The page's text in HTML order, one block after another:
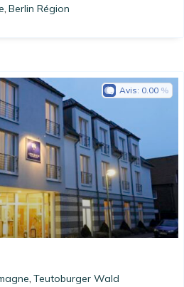
, Berlin Région
, Teutoburger Wald
Avis: 0.00